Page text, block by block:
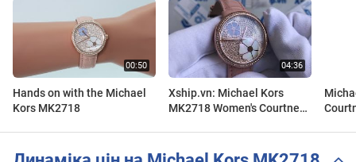
Hands on with the Michael
Kors MK2718
Xship.vn: Michael Kors
MK2718 Women's Courtney